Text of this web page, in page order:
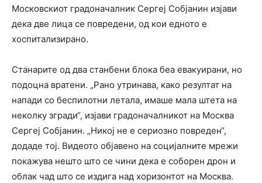
Московскиот градоначалник Сергеј Собјанин изјави
дека две лица се повредени, од кои едното е
хоспитализирано.
Станарите од два станбени блока беа евакуирани, но
подоцна вратени. „Рано утринава, како резултат на
напади со беспилотни летала, имаше мала штета на
неколку згради“, изјави градоначалникот на Москва
Сергеј Собјанин. „Никој не е сериозно повреден“,
додаде тој. Видеото објавено на социјалните мрежи
покажува нешто што се чини дека е соборен дрон и
облак чад што се издига над хоризонтот на Москва.